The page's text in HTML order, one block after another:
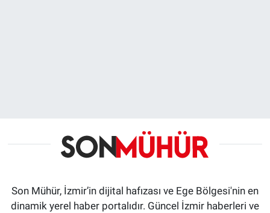
Son Mühür, İzmir’in dijital hafızası ve Ege Bölgesi'nin en
dinamik yerel haber portalıdır. Güncel İzmir haberleri ve